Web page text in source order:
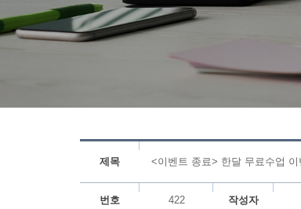
제목 <이벤트 종료> 한달 무료수업
번호 422 작성자